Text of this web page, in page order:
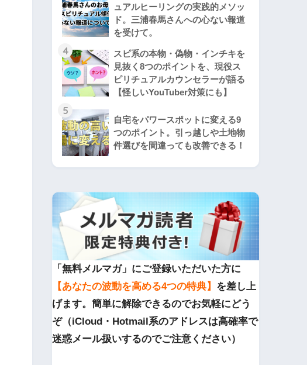
ュアルヒーリングの実践的メソッ
ド。三浦春馬さんへの心ない報道
を受けて。
4
スピ系の本物・偽物・インチキを
見抜く8つのポイントを、現役ス
ピリチュアルカウンセラーが語る
【怪しいYouTuber対策にも】
5
自宅をパワースポットに変える9
つのポイント。引っ越しや土地物
件選びを間違っても改善できる！
「無料メルマガ」にご登録いただいた方に
【あなたの波動を高める4つの特典】 を差し上
げます。簡単に解除できるのでお気軽にどう
ぞ（iCloud・Hotmail系のアドレスは高確率で
迷惑メール扱いするのでご注意ください）